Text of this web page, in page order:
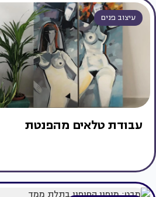
עיצוב פנים
עבודת טלאים מהפנטת